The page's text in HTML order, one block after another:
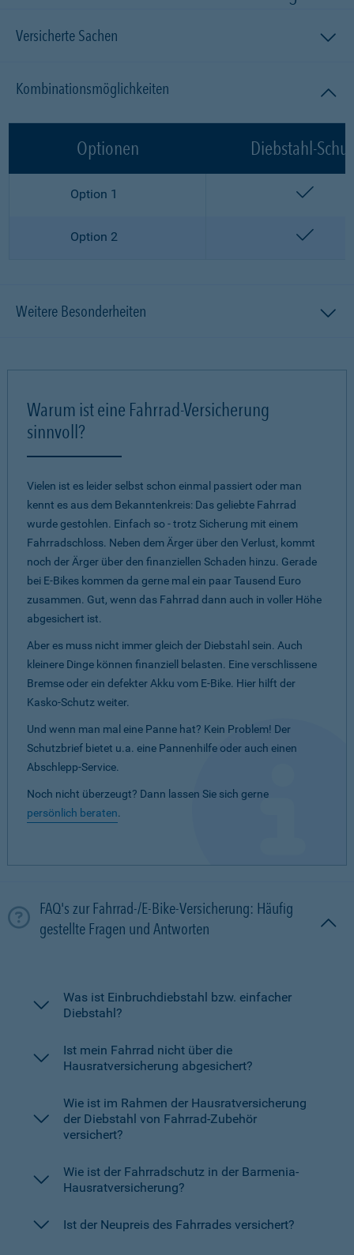
Versicherte Sachen
Kombinationsmöglichkeiten
Optionen Diebstahl-
Option 1
Option 2
Weitere Besonderheiten
Warum ist eine Fahrrad-Versicherung
sinnvoll?
Vielen ist es leider selbst schon einmal passiert oder man
kennt es aus dem Bekanntenkreis: Das geliebte Fahrrad
wurde gestohlen. Einfach so - trotz Sicherung mit einem
Fahrradschloss. Neben dem Ärger über den Verlust, kommt
noch der Ärger über den finanziellen Schaden hinzu. Gerade
bei E-Bikes kommen da gerne mal ein paar Tausend Euro
zusammen. Gut, wenn das Fahrrad dann auch in voller Höhe
abgesichert ist.
Aber es muss nicht immer gleich der Diebstahl sein. Auch
kleinere Dinge können finanziell belasten. Eine verschlissene
Bremse oder ein defekter Akku vom E-Bike. Hier hilft der
Kasko-Schutz weiter.
Und wenn man mal eine Panne hat? Kein Problem! Der
Schutzbrief bietet u.a. eine Pannenhilfe oder auch einen
Abschlepp-Service.
Noch nicht überzeugt? Dann lassen Sie sich gerne
persönlich beraten.
FAQ's zur Fahrrad-/E-Bike-Versicherung: Häufig
gestellte Fragen und Antworten
Was ist Einbruchdiebstahl bzw. einfacher
Diebstahl?
Ist mein Fahrrad nicht über die
Hausratversicherung abgesichert?
Wie ist im Rahmen der Hausratversicherung
der Diebstahl von Fahrrad-Zubehör
versichert?
Wie ist der Fahrradschutz in der Barmenia-
Hausratversicherung?
Ist der Neupreis des Fahrrades versichert?